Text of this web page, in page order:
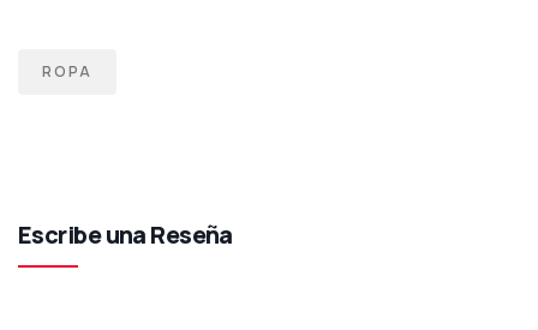
ROPA
Escribe una Reseña